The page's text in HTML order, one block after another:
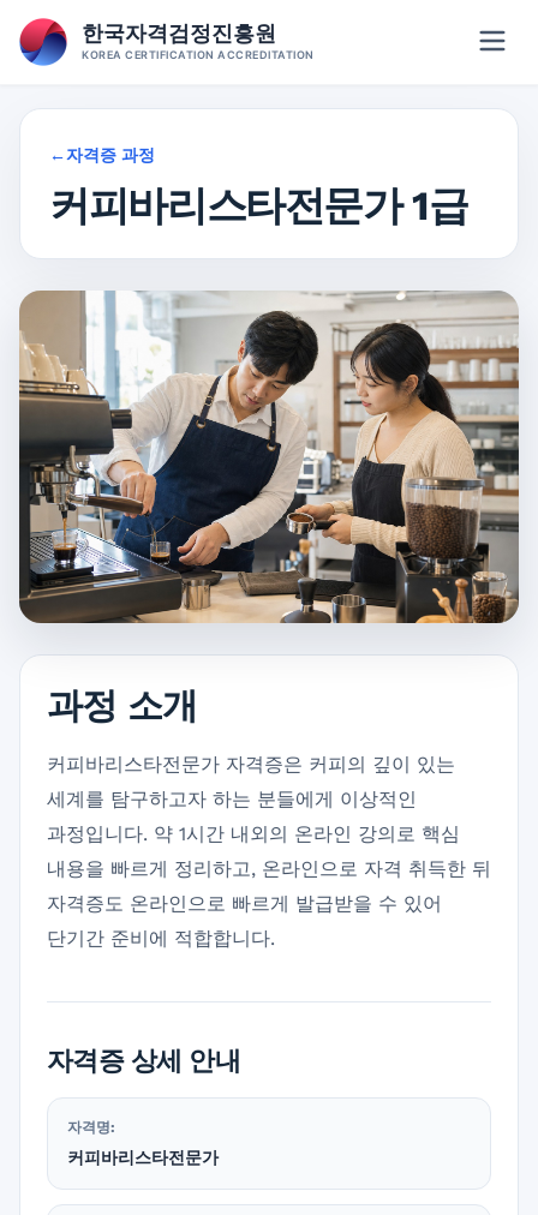
Skip
←자격증 과정
커피바리스타전문가 1급
과정 소개
커피바리스타전문가 자격증은 커피의 깊이 있는
세계를 탐구하고자 하는 분들에게 이상적인
과정입니다. 약 1시간 내외의 온라인 강의로 핵심
내용을 빠르게 정리하고, 온라인으로 자격 취득한 뒤
자격증도 온라인으로 빠르게 발급받을 수 있어
단기간 준비에 적합합니다.
자격증 상세 안내
자격명:
커피바리스타전문가
한국자격검정진흥원
KOREA CERTIFICATION ACCREDITATION